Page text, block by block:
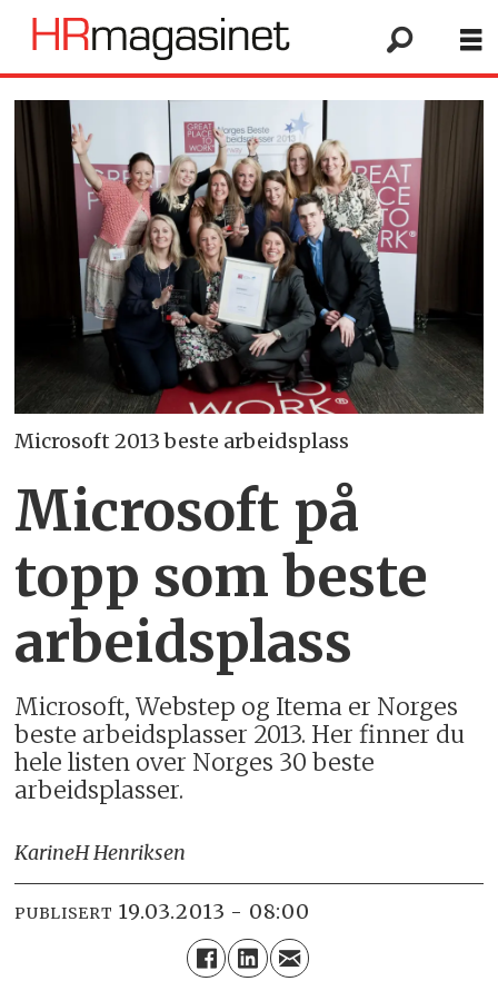
Microsoft 2013 beste arbeidsplass
Microsoft på
topp som beste
arbeidsplass
Microsoft, Webstep og Itema er Norges
beste arbeidsplasser 2013. Her finner du
hele listen over Norges 30 beste
arbeidsplasser.
KarineH Henriksen
PUBLISERT 19.03.2013 - 08:00